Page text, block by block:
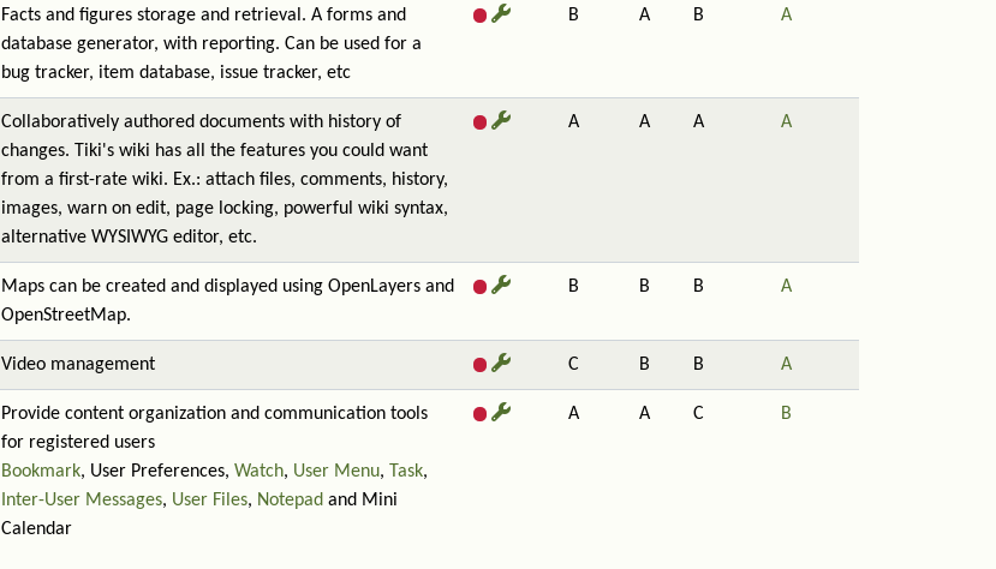
Facts and figures storage and retrieval. A forms and
database generator, with reporting. Can be used for a
bug tracker, item database, issue tracker, etc
B A B A
Collaboratively authored documents with history of
changes. Tiki's wiki has all the features you could want
from a first-rate wiki. Ex.: attach files, comments, history,
images, warn on edit, page locking, powerful wiki syntax,
alternative WYSIWYG editor, etc.
A A A A
Maps can be created and displayed using OpenLayers and
OpenStreetMap.
B B B A
Video management C B B A
Provide content organization and communication tools
for registered users
Bookmark, User Preferences, Watch, User Menu, Task,
Inter-User Messages, User Files, Notepad and Mini
Calendar
A A C B